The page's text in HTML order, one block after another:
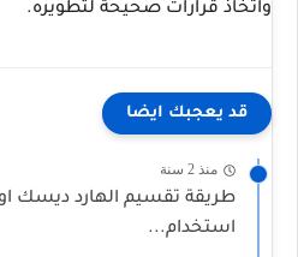
واتخاذ قرارات صحيحة لتطويره.
قد يعجبك ايضا
منذ 2 سنة
استخدام...